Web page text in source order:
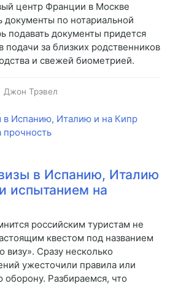
центр Франции в Москве
документы по нотариальной
подавать документы придется
подачи за близких родственников
и свежей биометрией.
Джон Трэвел
в Испанию, Италию
испытанием на
российским туристам не
квестом под названием
визу». Сразу несколько
ужесточили правила или
оборону. Разбираемся, что